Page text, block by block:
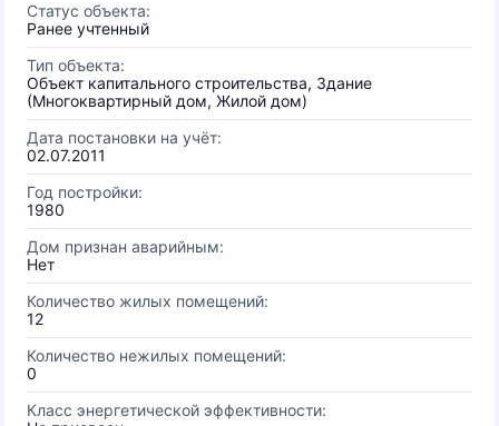
Статус объекта:
Ранее учтенный
Тип объекта:
Объект капитального строительства, Здание
(Многоквартирный дом, Жилой дом)
Дата постановки на учёт:
02.07.2011
Год постройки:
1980
Дом признан аварийным:
Нет
Количество жилых помещений:
12
Количество нежилых помещений:
0
Класс энергетической эффективности: